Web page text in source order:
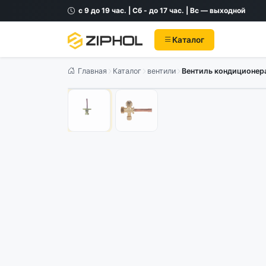
с 9 до 19 час. | Сб - до 17 час. | Вс — выходной
Каталог
Главная Каталог вентили Вентиль